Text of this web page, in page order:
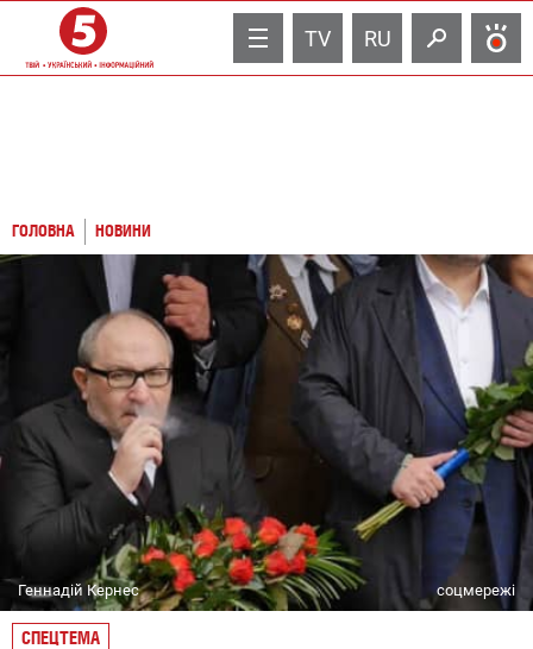
TV RU
ГОЛОВНА НОВИНИ
Геннадій Кернес соцмережі
СПЕЦТЕМА